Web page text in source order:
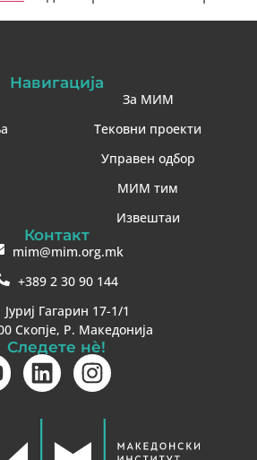
Навигација
За МИМ
Тековни проекти
Управен одбор
МИМ тим
Извештаи
Контакт
mim@mim.org.mk
+389 2 30 90 144
Јуриј Гагарин 17-1/1
Скопје, Р. Македонија
Следете нè!